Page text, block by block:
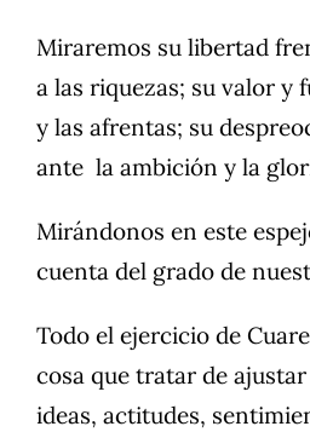
Miraremos su libertad
a las riquezas; su valor y
y las afrentas; su
ante la ambición y la
Mirándonos en este
cuenta del grado de
Todo el ejercicio de
cosa que tratar de
ideas, actitudes,